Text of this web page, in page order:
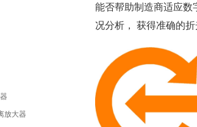
放大器
能否帮助制造商适应数
况分析， 获得准确的